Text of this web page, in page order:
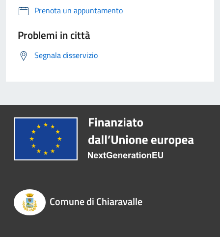
Prenota un appuntamento
Problemi in città
Segnala disservizio
Comune di Chiaravalle